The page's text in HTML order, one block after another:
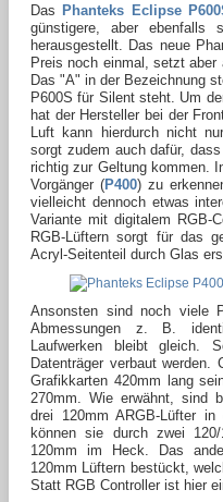
Das Phanteks Eclipse
günstigere, aber ebenfalls
herausgestellt. Das neue
Preis noch einmal, setzt aber
Das "A" in der Bezeichnung
P600S für Silent steht. Um
hat der Hersteller bei der
Luft kann hierdurch nicht
sorgt zudem auch dafür,
richtig zur Geltung kommen.
Vorgänger (P400) zu
vielleicht dennoch etwas
Variante mit digitalem RGB-
RGB-Lüftern sorgt für das
Acryl-Seitenteil durch Glas
Ansonsten sind noch viele
Abmessungen z. B.
Laufwerken bleibt gleich.
Datenträger verbaut werden.
Grafikkarten 420mm lang
270mm. Wie erwähnt, sind
drei 120mm ARGB-Lüfter
können sie durch zwei
120mm im Heck. Das
120mm Lüftern bestückt,
Statt RGB Controller ist hier